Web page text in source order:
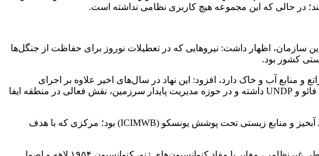
در حالی که این مجموعه هیچ کاربری نظامی نداشته است.
سازمان، اظهار داشت: نیروهایی که در تعطیلات نوروز برای حفاظت از جنگل‌ها
کشور بود.
منابع آب و خاک دارد، افزود: این نهاد در سال‌های اخیر علاوه بر اجرای
طرح‌های ملی آبخیزداری، مقابله با بیابان‌زایی و توسعه جنگل‌کاری، همکاری گسترده‌ای با نهادهای بین‌المللی از جمله یونسکو، فائو و UNDP داشته و در حوزه مدیریت پایدار سرزمین، نقش فعالی در منطقه ایفا
افلاطونی تصریح کرد: یکی از بخش‌های تخریب‌شده در این حمله، سالن شورای حکام مرکز بین‌المللی مدیریت جامع حوزه‌های آبخیز و منابع زیستی تحت پوشش یونسکو (ICIMWB) بود؛ مرکزی که با هدف